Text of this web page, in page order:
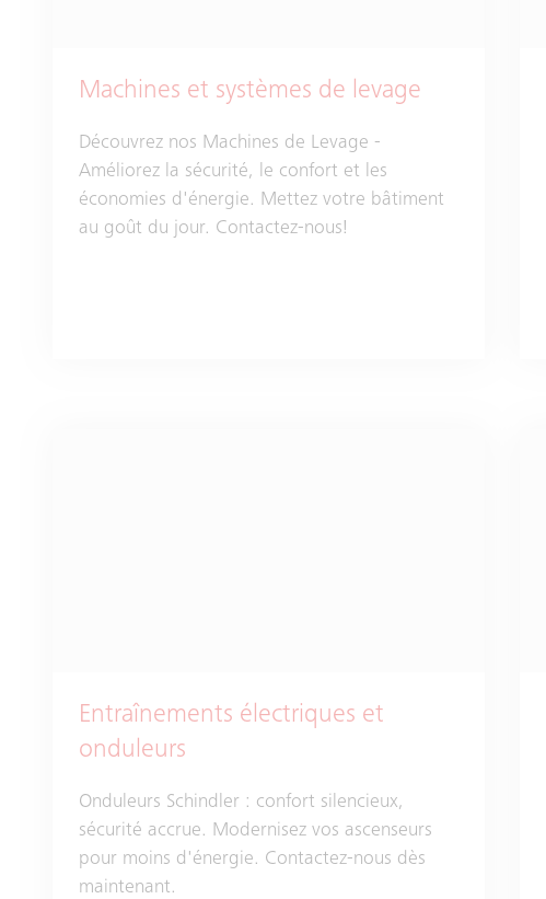
Machines et systèmes de levage
Découvrez nos Machines de Levage -
Améliorez la sécurité, le confort et les
économies d'énergie. Mettez votre bâtiment
au goût du jour. Contactez-nous!
Entraînements électriques et
onduleurs
Onduleurs Schindler : confort silencieux,
sécurité accrue. Modernisez vos ascenseurs
pour moins d'énergie. Contactez-nous dès
maintenant.